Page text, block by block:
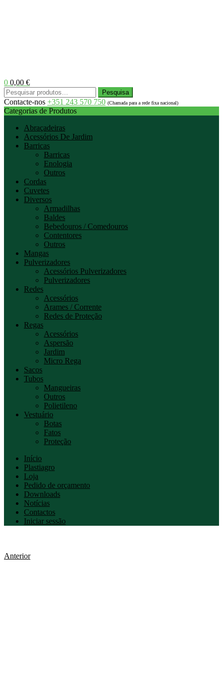
0 0,00 €
Menu
Pesquisar
por:
Pesquisa
Contacte-nos +351 243 570 750 (Chamada para a rede fixa nacional)
Categorias de Produtos
Abraçadeiras
Acessórios De Jardim
Barricas
Barricas
Enologia
Outros
Cordas
Cuvetes
Diversos
Armadilhas
Baldes
Bebedouros / Comedouros
Contentores
Outros
Mangas
Pulverizadores
Acessórios Pulverizadores
Pulverizadores
Redes
Acessórios
Arames / Corrente
Redes de Proteção
Regas
Acessórios
Aspersão
Jardim
Micro Rega
Sacos
Tubos
Mangueiras
Outros
Polietileno
Vestuário
Botas
Fatos
Proteção
Início
Plastiagro
Loja
Pedido de orçamento
Downloads
Notícias
Contactos
Iniciar sessão
Anterior